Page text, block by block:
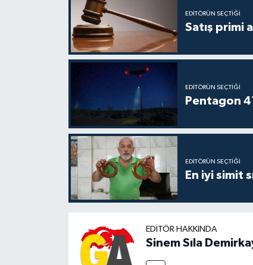
EDITÖRÜN SEÇTIĞI
Satış primi
EDITÖRÜN SEÇTIĞI
Pentagon
EDITÖRÜN SEÇTIĞI
En iyi simit
EDITÖR HAKKINDA
Sinem Sıla